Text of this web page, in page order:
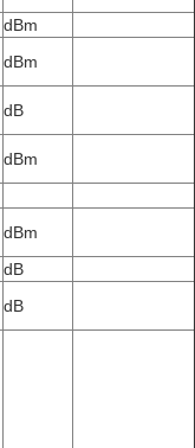
dBm
dBm
dB
dBm
dBm
dB
dB